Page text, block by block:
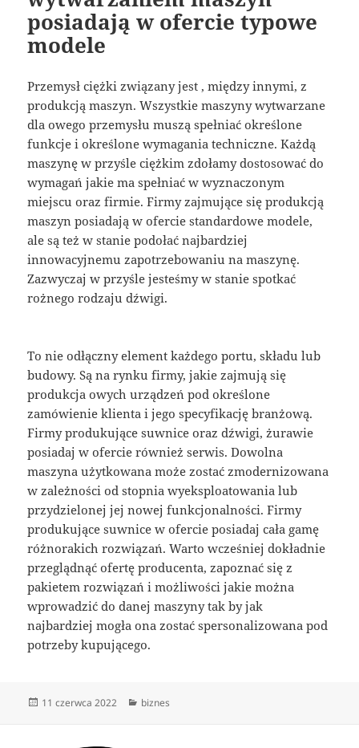
posiadają w ofercie typowe
modele
Przemysł ciężki związany jest , między innymi, z
produkcją maszyn. Wszystkie maszyny wytwarzane
dla owego przemysłu muszą spełniać określone
funkcje i określone wymagania techniczne. Każdą
maszynę w przyśle ciężkim zdołamy dostosować do
wymagań jakie ma spełniać w wyznaczonym
miejscu oraz firmie. Firmy zajmujące się produkcją
maszyn posiadają w ofercie standardowe modele,
ale są też w stanie podołać najbardziej
innowacyjnemu zapotrzebowaniu na maszynę.
Zazwyczaj w przyśle jesteśmy w stanie spotkać
rożnego rodzaju dźwigi.
To nie odłączny element każdego portu, składu lub
budowy. Są na rynku firmy, jakie zajmują się
produkcja owych urządzeń pod określone
zamówienie klienta i jego specyfikację branżową.
Firmy produkujące suwnice oraz dźwigi, żurawie
posiadaj w ofercie również serwis. Dowolna
maszyna użytkowana może zostać zmodernizowana
w zależności od stopnia wyeksploatowania lub
przydzielonej jej nowej funkcjonalności. Firmy
produkujące suwnice w ofercie posiadaj cała gamę
różnorakich rozwiązań. Warto wcześniej dokładnie
przeglądnąć ofertę producenta, zapoznać się z
pakietem rozwiązań i możliwości jakie można
wprowadzić do danej maszyny tak by jak
najbardziej mogła ona zostać spersonalizowana pod
potrzeby kupującego.
Data
11 czerwca 2022 Kategorie
biznes